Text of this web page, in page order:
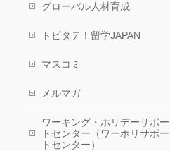
グローバル人材育成
トビタテ！留学JAPAN
マスコミ
メルマガ
ワーキング・ホリデーサポー
トセンター（ワーホリサポー
トセンター）